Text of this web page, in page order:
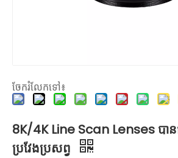
ចែករំលែកទៅ៖
8K/4K Line Scan Lenses ប
ប្រវែងប្រសព្វ